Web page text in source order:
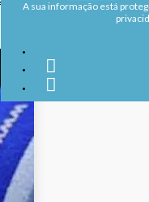
A sua informação está